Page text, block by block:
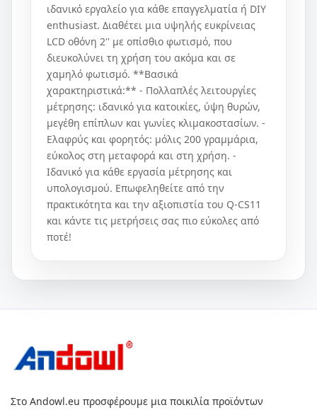
ιδανικό εργαλείο για κάθε επαγγελματία ή DIY
enthusiast. Διαθέτει μια υψηλής ευκρίνειας
LCD οθόνη 2'' με οπίσθιο φωτισμό, που
διευκολύνει τη χρήση του ακόμα και σε
χαμηλό φωτισμό. **Βασικά
χαρακτηριστικά:** - Πολλαπλές λειτουργίες
μέτρησης: ιδανικό για κατοικίες, ύψη θυρών,
μεγέθη επίπλων και γωνίες κλιμακοστασίων. -
Ελαφρύς και φορητός: μόλις 200 γραμμάρια,
εύκολος στη μεταφορά και στη χρήση. -
Ιδανικό για κάθε εργασία μέτρησης και
υπολογισμού. Επωφεληθείτε από την
πρακτικότητα και την αξιοπιστία του Q-CS11
και κάντε τις μετρήσεις σας πιο εύκολες από
ποτέ!
Στο Andowl.eu προσφέρουμε μια ποικιλία προϊόντων